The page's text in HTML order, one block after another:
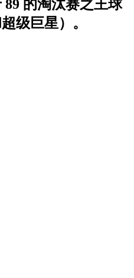
89 的淘汰赛之王球
级巨星）。